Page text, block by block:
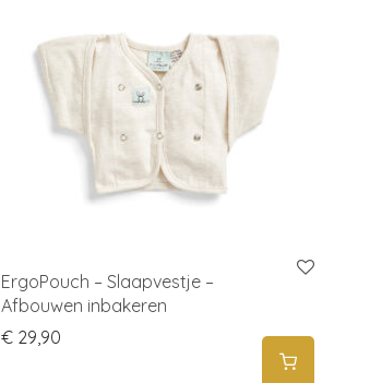
ErgoPouch – Slaapvestje –
Afbouwen inbakeren
€ 29,90